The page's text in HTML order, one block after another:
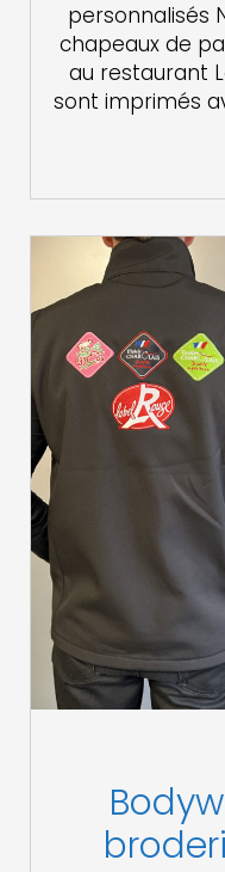
personnalisés
chapeaux de
au restaurant
sont imprimés